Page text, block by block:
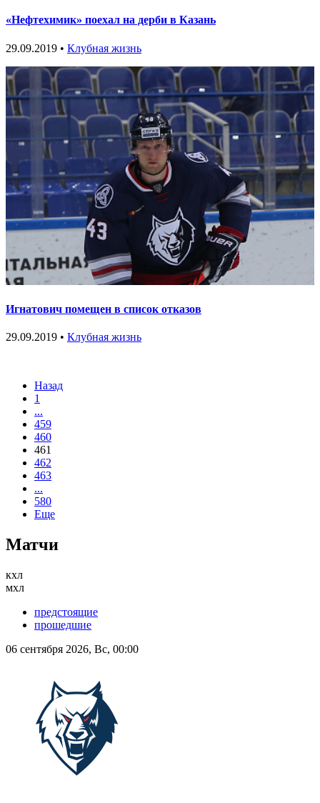
«Нефтехимик» поехал на дерби в Казань
29.09.2019 • Клубная жизнь
Игнатович помещен в список отказов
29.09.2019 • Клубная жизнь
Назад
1
...
459
460
461
462
463
...
580
Еще
Матчи
кхл
мхл
предстоящие
прошедшие
06 сентября 2026, Вс, 00:00